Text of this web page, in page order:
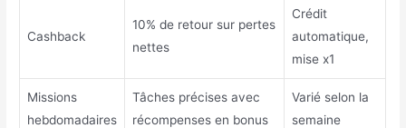
Cashback
10% de retour sur pertes
nettes
Crédit
automatique,
mise x1
Missions
hebdomadaires
Tâches précises avec
récompenses en bonus
Varié selon la
semaine